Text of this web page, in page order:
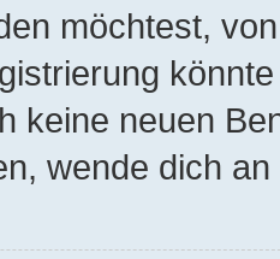
möchtest,
keine neuen
wende dich